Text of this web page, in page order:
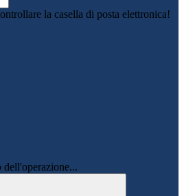
la casella di posta elettronica!
dell'operazione...